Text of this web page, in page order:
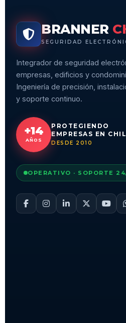
BRANNER
SEGURIDAD
Integrador de seguridad
empresas, edificios y
Ingeniería de precisión,
y soporte continuo.
+14
AÑOS
PROTEGIENDO
EMPRESAS EN
DESDE 2010
OPERATIVO · SOPORTE